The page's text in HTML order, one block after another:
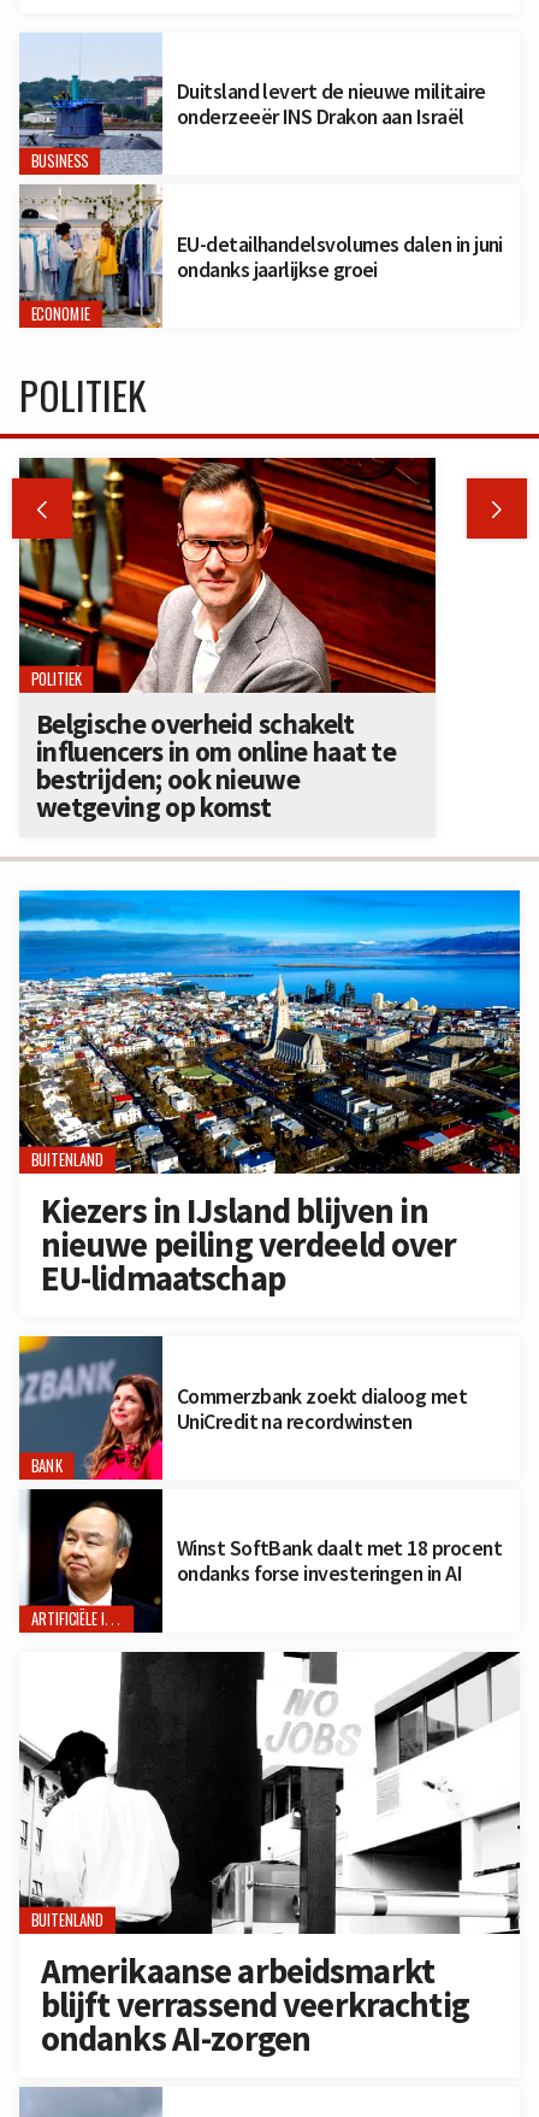
BUSINESS
Duitsland levert de nieuwe militaire
onderzeeër INS Drakon aan Israël
ECONOMIE
EU-detailhandelsvolumes dalen in juni
ondanks jaarlijkse groei
BUITENLAND
Kiezers in IJsland blijven in
nieuwe peiling verdeeld over
EU-lidmaatschap
BANK
Commerzbank zoekt dialoog met
UniCredit na recordwinsten
ARTIFICIËLE INTELLIGENTIE
Winst SoftBank daalt met 18 procent
ondanks forse investeringen in AI
BUITENLAND
Amerikaanse arbeidsmarkt
blijft verrassend veerkrachtig
ondanks AI-zorgen
POLITIEK
 
POLITIEK
Belgische overheid schakelt
influencers in om online haat te
bestrijden; ook nieuwe
wetgeving op komst